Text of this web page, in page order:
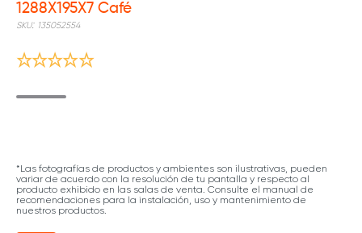
1288X195X7 Café
: 135052554
*Las fotografías de productos y ambientes son ilustrativas, pueden
variar de acuerdo con la resolución de tu pantalla y respecto al
producto exhibido en las salas de venta. Consulte el manual de
recomendaciones para la instalación, uso y mantenimiento de
nuestros productos.